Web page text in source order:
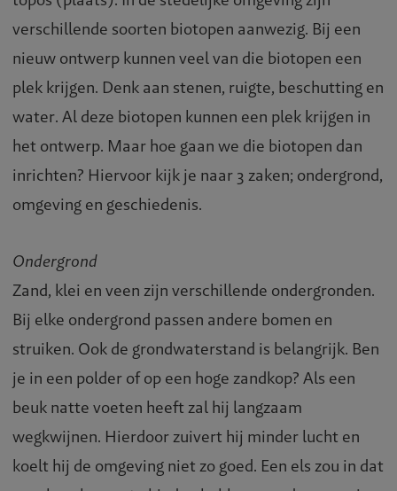
verschillende soorten biotopen aanwezig. Bij een
nieuw ontwerp kunnen veel van die biotopen een
plek krijgen. Denk aan stenen, ruigte, beschutting en
water. Al deze biotopen kunnen een plek krijgen in
het ontwerp. Maar hoe gaan we die biotopen dan
inrichten? Hiervoor kijk je naar 3 zaken; ondergrond,
omgeving en geschiedenis.
Ondergrond
Zand, klei en veen zijn verschillende ondergronden.
Bij elke ondergrond passen andere bomen en
struiken. Ook de grondwaterstand is belangrijk. Ben
je in een polder of op een hoge zandkop? Als een
beuk natte voeten heeft zal hij langzaam
wegkwijnen. Hierdoor zuivert hij minder lucht en
koelt hij de omgeving niet zo goed. Een els zou in dat